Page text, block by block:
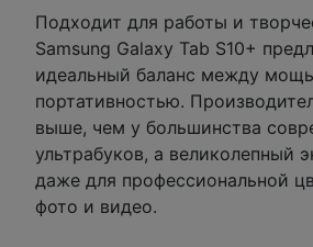
Подходит для работы и
Samsung Galaxy Tab S10+
идеальный баланс между
портативностью.
выше, чем у большинства
ультрабуков, а великолепный
даже для профессиональной
фото и видео.